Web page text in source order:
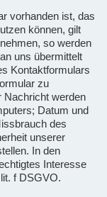
vorhanden ist, das
können, gilt
so werden
uns übermittelt
Kontaktformulars
zu
Nachricht werden
Datum und
des
unserer
In den
Interesse
f DSGVO.